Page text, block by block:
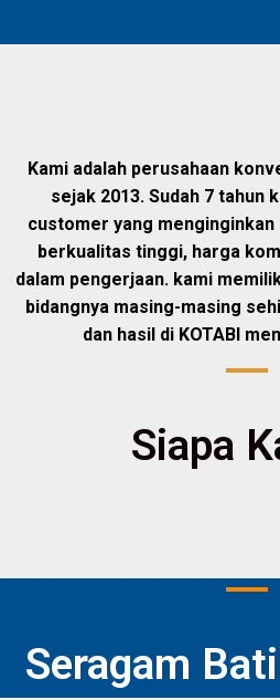
Kami adalah perusahaan
sejak 2013. Sudah 7 tahun
customer yang
berkualitas tinggi, harga
dalam pengerjaan. kami
bidangnya masing-masing
dan hasil di KOTABI
Siapa
Seragam